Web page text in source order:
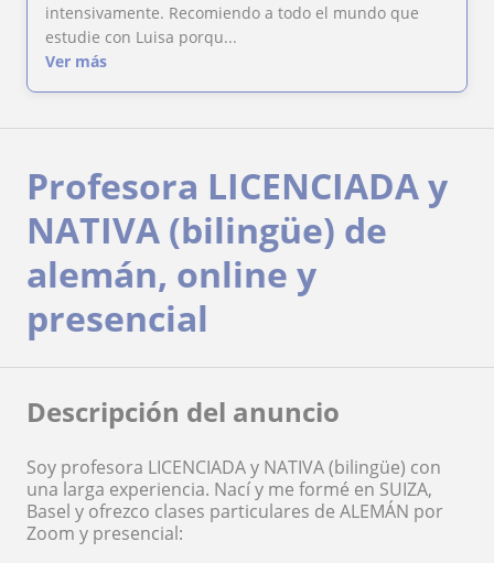
intensivamente. Recomiendo a todo el mundo que
estudie con Luisa porqu...
Ver más
Profesora LICENCIADA y
NATIVA (bilingüe) de
alemán, online y
presencial
Descripción del anuncio
Soy profesora LICENCIADA y NATIVA (bilingüe) con
una larga experiencia. Nací y me formé en SUIZA,
Basel y ofrezco clases particulares de ALEMÁN por
Zoom y presencial: